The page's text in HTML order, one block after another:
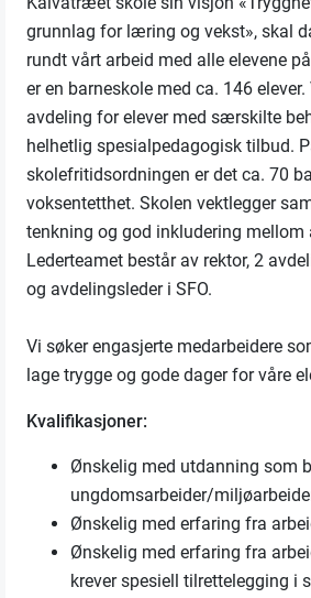
grunnlag for læring og vekst», skal
rundt vårt arbeid med alle elevene
er en barneskole med ca. 146
avdeling for elever med særskilte
helhetlig spesialpedagogisk tilbud.
skolefritidsordningen er det ca. 70
voksentetthet. Skolen vektlegger
tenkning og god inkludering mellom
Lederteamet består av rektor, 2
og avdelingsleder i SFO.
Vi søker engasjerte medarbeidere
lage trygge og gode dager for våre
Kvalifikasjoner:
Ønskelig med utdanning som
ungdomsarbeider/
Ønskelig med erfaring fra
Ønskelig med erfaring fra
krever spesiell tilrettelegging i